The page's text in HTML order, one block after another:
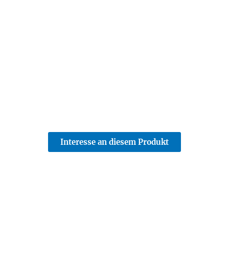
Interesse an diesem Produkt